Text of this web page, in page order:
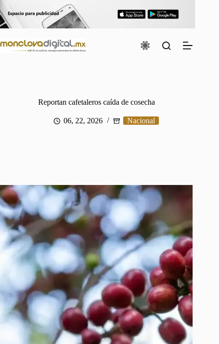
al
contenido
Reportan cafetaleros caída de cosecha
06, 22, 2026 Nacional